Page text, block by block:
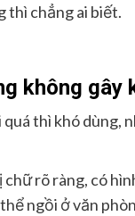
thì chẳng ai biết.
không gây
thì khó dùng,
rõ ràng, có
ngồi ở văn